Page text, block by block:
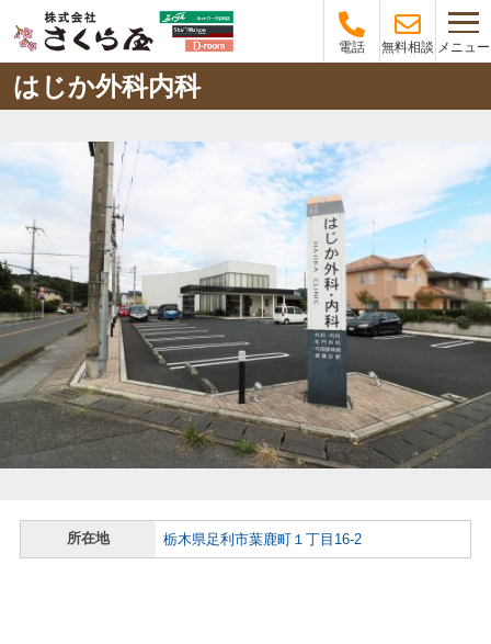
電話 無料相談 メニュー
はじか外科内科
所在地 栃木県足利市葉鹿町１丁目16-2